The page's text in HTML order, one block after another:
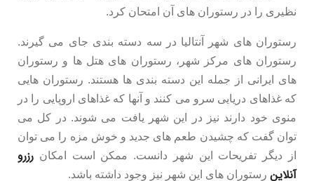
نظیری را در رستوران های آن امتحان کرد.
رستوران های شهر آنتالیا در سه دسته بندی جای می گیرند.
رستوران های مرکز شهر، رستوران های هتل ها و رستوران
های ایرانی از جمله این دسته بندی ها هستند. رستوران هایی
که غذاهای دریایی سرو می کنند و آنها که غذاهای اروپایی را در
منوی خود دارند نیز در این شهر یافت می شوند. در کل می
توان گفت که چشیدن طعم های جدید و خوش مزه را می توان
از دیگر تفریحات این شهر دانست. ممکن است امکان رزرو
آنلاین رستوران های این شهر نیز وجود داشته باشد.